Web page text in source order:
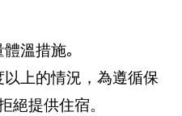
溫措施｡
上的情況，為遵循保
絕提供住宿。